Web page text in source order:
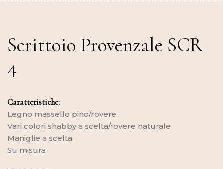
Scrittoio Provenzale SCR
4
Caratteristiche:
Legno massello pino/rovere
Vari colori shabby a scelta/rovere naturale
Maniglie a scelta
Su misura